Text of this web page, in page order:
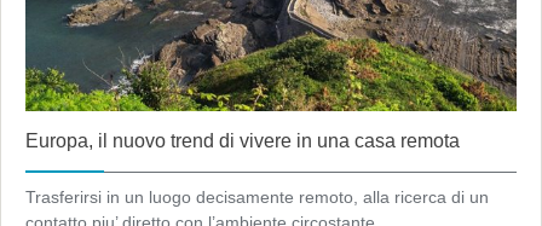
Europa, il nuovo trend di vivere in una casa remota
Trasferirsi in un luogo decisamente remoto, alla ricerca di un